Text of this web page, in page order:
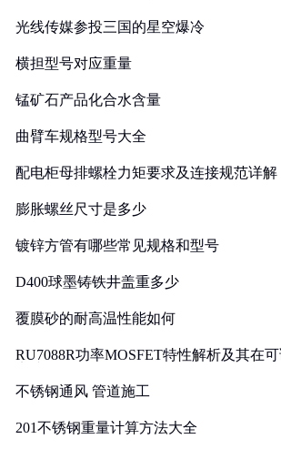
光线传媒参投三国的星空爆冷
横担型号对应重量
锰矿石产品化合水含量
曲臂车规格型号大全
配电柜母排螺栓力矩要求及连接规范详解
膨胀螺丝尺寸是多少
镀锌方管有哪些常见规格和型号
D400球墨铸铁井盖重多少
覆膜砂的耐高温性能如何
RU7088R功率MOSFET特性解析及其在
不锈钢通风 管道施工
201不锈钢重量计算方法大全